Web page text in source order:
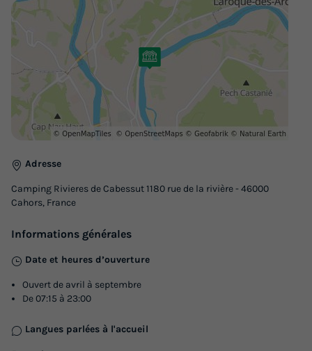
Adresse
Camping Rivieres de Cabessut 1180 rue de la rivière - 46000
Cahors, France
Informations générales
Date et heures d’ouverture
Ouvert de avril à septembre
De 07:15 à 23:00
Langues parlées à l'accueil